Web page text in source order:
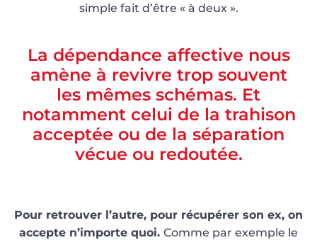
simple fait d’être « à deux ».
La dépendance affective nous
amène à revivre trop souvent
les mêmes schémas. Et
notamment celui de la trahison
acceptée ou de la séparation
vécue ou redoutée.
Pour retrouver l’autre, pour récupérer son ex, on
accepte n’importe quoi. Comme par exemple le